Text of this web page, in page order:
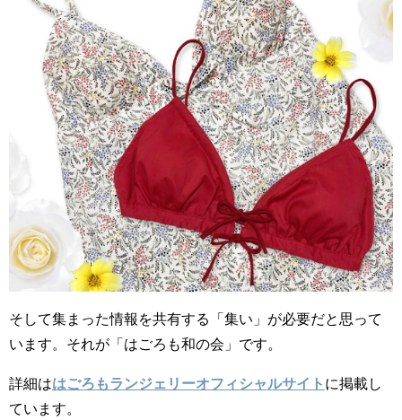
そして集まった情報を共有する「集い」が必要だと思って
います。それが「はごろも和の会」です。
詳細ははごろもランジェリーオフィシャルサイト に掲載し
ています。